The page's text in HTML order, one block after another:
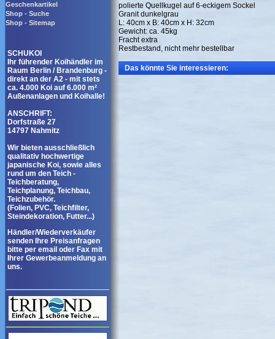
Geschenkartikel
Shop - Suche
Shop - Sitemap
SCHUKOI
Ihr führender Koihändler im
Raum Berlin / Brandenburg -
direkt an der A2 - mit stets
ca. 4.000 Koi auf 6.000 m²
Außenanlagen und Koihalle!
ANSCHRIFT:
Dorfstraße 27
14797 Nahmitz
Wir bieten ausschließlich
qualitativ hochwertige
japanische Koi, sowie alles
rund um den Teich -
Teichberatung,
Teichplanung, Teichbau,
Teichzubehör.
(Folien, PVC, Teichfilter,
Steindekoration, Futter...)
Händler/Wiederverkäufer
senden Ihre Preisanfragen
bitte per email oder Fax mit
Ihrer Gewerbeanmeldung an
uns.
polierte Quellkugel auf 6-eckigem Sockel
Granit dunkelgrau
L: 40cm x B: 40cm x H: 32cm
Gewicht: ca. 45kg
Fracht extra
Restbestand, nicht mehr bestellbar
Das könnte Sie interessieren: